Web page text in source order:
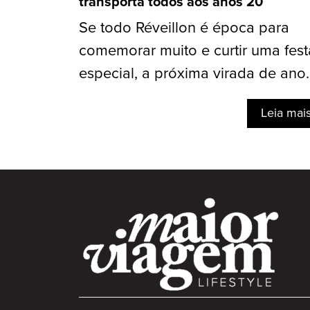
Se todo Réveillon é época para
comemorar muito e curtir uma
especial, a próxima virada de
Leia